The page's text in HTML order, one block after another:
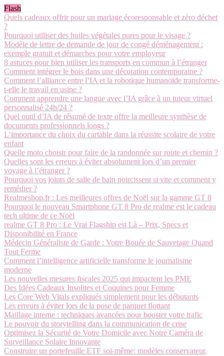
Flash
Quels cadeaux offrir pour un mariage écoresponsable et zéro déchet
?
Pourquoi utiliser des huiles végétales pures pour le visage ?
Modèle de lettre de demande de jour de congé déménagement :
exemple gratuit et démarches pour votre employeur
8 astuces pour bien utiliser les transports en commun à l’étranger
Comment intégrer le bois dans une décoration contemporaine ?
Comment l’alliance entre l’IA et la robotique humanoïde transforme-
t-elle le travail en usine ?
Comment apprendre une langue avec l’IA grâce à un tuteur virtuel
personnalisé 24h/24 ?
Quel outil d’IA de résumé de texte offre la meilleure synthèse de
documents professionnels longs ?
L’importance du choix du cartable dans la réussite scolaire de votre
enfant
Quelle moto choisir pour faire de la randonnée sur route et chemin ?
Quelles sont les erreurs à éviter absolument lors d’un premier
voyage à l’étranger ?
Pourquoi vos joints de salle de bain noircissent si vite et comment y
remédier ?
Realmeshop.fr : Les meilleures offres de Noël sur la gamme GT 8
Pourquoi le nouveau Smartphone GT 8 Pro de realme est le cadeau
tech ultime de ce Noël
realme GT 8 Pro : Le Vrai Flagship est Là – Prix, Specs et
Disponibilité en France
Médecin Généraliste de Garde : Votre Bouée de Sauvetage Quand
Tout Ferme
Comment l’intelligence artificielle transforme le journalisme
moderne
Les nouvelles mesures fiscales 2025 qui impactent les PME
Des Idées Cadeaux Insolites et Coquines pour Femme
Les Core Web Vitals expliqués simplement pour les débutants
Les erreurs à éviter lors de la pose de parquet flottant
Maillage interne : techniques avancées pour booster votre trafic
Le pouvoir du storytelling dans la communication de crise
Optimisez la Sécurité de Votre Domicile avec Notre Caméra de
Surveillance Solaire Innovante
Construire un portefeuille ETF soi-même: modèles conservateur,